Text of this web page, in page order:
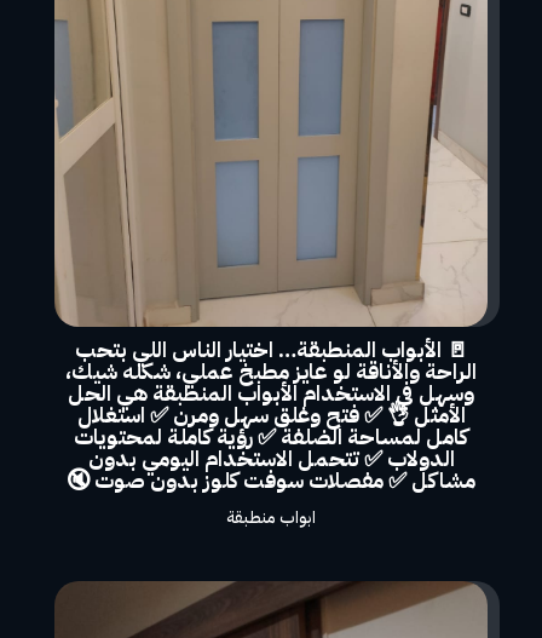
🚪 الأبواب المنطبقة… اختيار الناس اللي بتحب
الراحة والأناقة لو عايز مطبخ عملي، شكله شيك،
وسهل في الاستخدام الأبواب المنطبقة هي الحل
الأمثل 👌 ✅ فتح وغلق سهل ومرن ✅ استغلال
كامل لمساحة الضلفة ✅ رؤية كاملة لمحتويات
الدولاب ✅ تتحمل الاستخدام اليومي بدون
مشاكل ✅ مفصلات سوفت كلوز بدون صوت 🔇
ابواب منطبقة